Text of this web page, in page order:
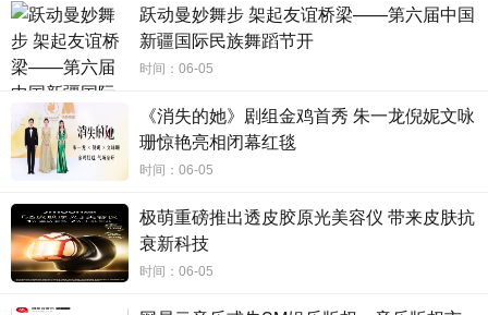
跃动曼妙舞步 架起友谊桥梁——第六届中国
新疆国际民族舞蹈节开
时间：06-05
《消失的她》剧组金鸡首秀 朱一龙倪妮文咏
珊惊艳亮相闭幕红毯
时间：06-05
极萌重磅推出透皮胶原光美容仪 带来皮肤抗
衰新科技
时间：06-05